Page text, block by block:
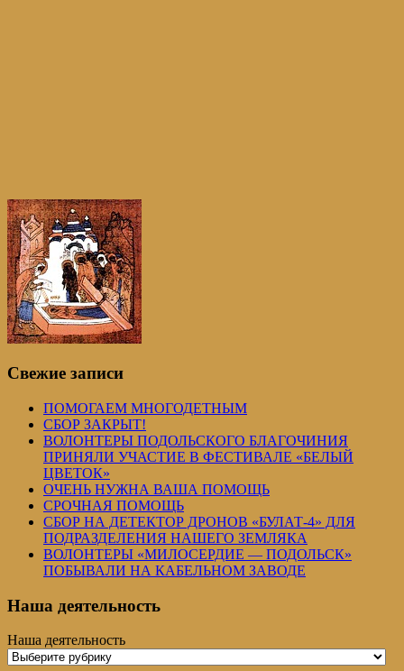
Свежие записи
ПОМОГАЕМ МНОГОДЕТНЫМ
СБОР ЗАКРЫТ!
ВОЛОНТЕРЫ ПОДОЛЬСКОГО БЛАГОЧИНИЯ
ПРИНЯЛИ УЧАСТИЕ В ФЕСТИВАЛЕ «БЕЛЫЙ
ЦВЕТОК»
ОЧЕНЬ НУЖНА ВАША ПОМОЩЬ
СРОЧНАЯ ПОМОЩЬ
СБОР НА ДЕТЕКТОР ДРОНОВ «БУЛАТ-4» ДЛЯ
ПОДРАЗДЕЛЕНИЯ НАШЕГО ЗЕМЛЯКА
ВОЛОНТЕРЫ «МИЛОСЕРДИЕ — ПОДОЛЬСК»
ПОБЫВАЛИ НА КАБЕЛЬНОМ ЗАВОДЕ
Наша деятельность
Наша деятельность